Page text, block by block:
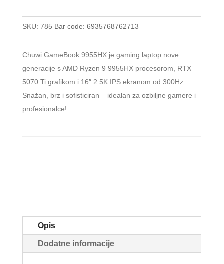
SKU: 785 Bar code: 6935768762713
Chuwi GameBook 9955HX je gaming laptop nove
generacije s AMD Ryzen 9 9955HX procesorom, RTX
5070 Ti grafikom i 16″ 2.5K IPS ekranom od 300Hz.
Snažan, brz i sofisticiran – idealan za ozbiljne gamere i
profesionalce!
Opis
Dodatne informacije